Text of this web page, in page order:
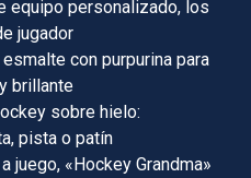
equipo personalizado, los
jugador
con purpurina para
brillante
sobre hielo:
pista o patín
juego, «Hockey Grandma»